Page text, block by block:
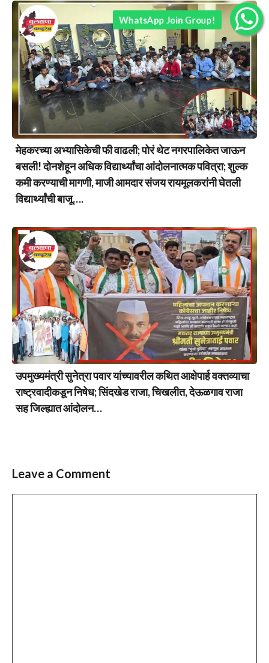
मेहकरच्या अभ्यासिकेची फी वाढली; पोरं थेट नगरपालिकेत जाऊन
बसली! दोनशेहून अधिक विद्यार्थ्यांचा आंदोलनात्मक पवित्रा; शुल्क
कमी करण्याची मागणी, माजी आमदार संजय रायमूलकरांनी घेतली
विद्यार्थ्यांची बाजू….
उपमुख्यमंत्री सुनेत्रा पवार यांच्यावरील कथित आक्षेपार्ह वक्तव्याचा
राष्ट्रवादीकडून निषेध; सिंदखेड राजा, चिखलीत, देऊळगाव राजा
सह जिल्ह्यात आंदोलन…
Leave a Comment
WhatsApp Join Group!